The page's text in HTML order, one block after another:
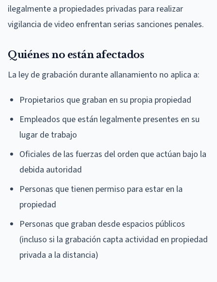
ilegalmente a propiedades privadas para realizar
vigilancia de video enfrentan serias sanciones penales.
Quiénes no están afectados
La ley de grabación durante allanamiento no aplica a:
Propietarios que graban en su propia propiedad
Empleados que están legalmente presentes en su
lugar de trabajo
Oficiales de las fuerzas del orden que actúan bajo la
debida autoridad
Personas que tienen permiso para estar en la
propiedad
Personas que graban desde espacios públicos
(incluso si la grabación capta actividad en propiedad
privada a la distancia)